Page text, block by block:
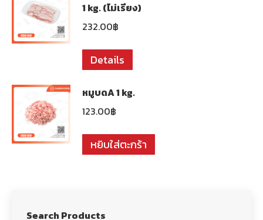
1 kg. (ไม่เรียง)
232.00฿
Details
หมูบดA 1 kg.
123.00฿
หยิบใส่ตะกร้า
Search Products